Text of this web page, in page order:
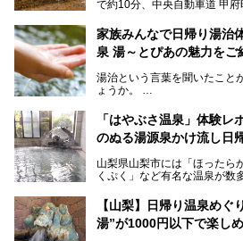
の姿が保たれている点に注目
今回は足元湧出の混浴温泉で
じめ、湯治棟である「別館神
舘」の全貌を徹底紹介します
で約10分、中央自動車道 甲府
から、一人泊でも6,000円台
しかし、最大の魅力は“温泉そ
統の単純温泉は、入浴すると
不可なこともあり、全国の温
では循環濾過の沸かし湯が一
温泉。まさに価格破壊と言
室や無料朝食などをご紹介。
コスパ宿の全貌を徹底解説し
家族みんなで日帰り湯治
泉 湯～とぴあの魅力をご
湯治という言葉を聞いたこと
ょうか。
なかなか体験できない、湯治
が山梨にあります。
ぴあ」の魅力をご紹介します
提供元：株式会社湯ーとぴあ
この記事は株式会社湯ーとぴ
「はやぶさ温泉」体験
のぬる湯源泉かけ流し日
山梨県山梨市には「ほったら
くぷく」など有名な温泉が数
です。今回紹介する「はやぶ
はもちろん、絶景や地元食材
す。
【山梨】日帰り温泉めぐ
湯”が1000円以下で楽し